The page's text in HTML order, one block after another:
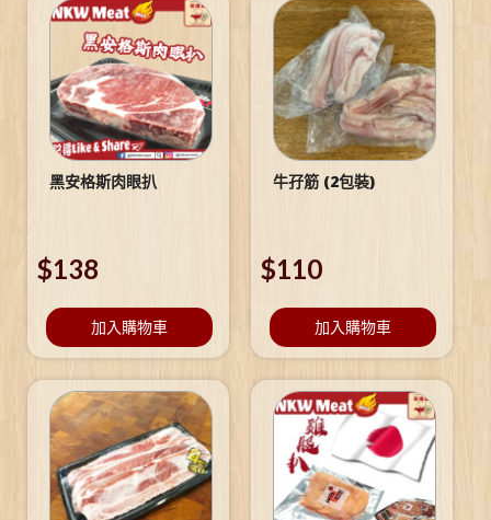
黑安格斯肉眼扒
$138
加入購物車
牛孖筋 (2包裝)
$110
加入購物車